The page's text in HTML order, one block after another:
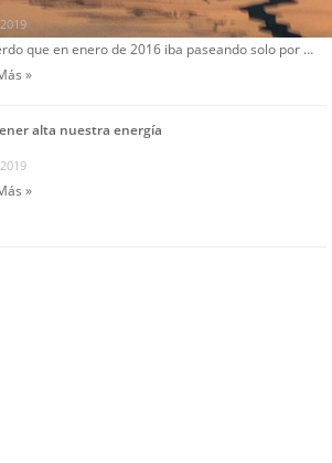
que en enero de 2016 iba paseando solo por …
»
alta nuestra energía
»